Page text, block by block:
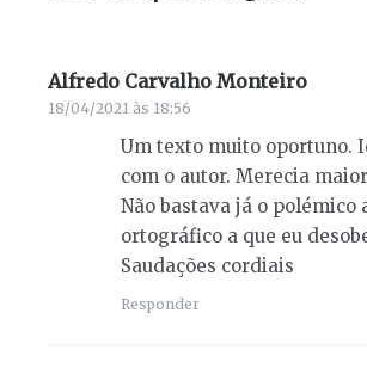
Alfredo Carvalho Monteiro
18/04/2021 às 18:56
Um texto muito oportuno.
com o autor. Merecia
Não bastava já o polémico
ortográfico a que eu
Saudações cordiais
Responder